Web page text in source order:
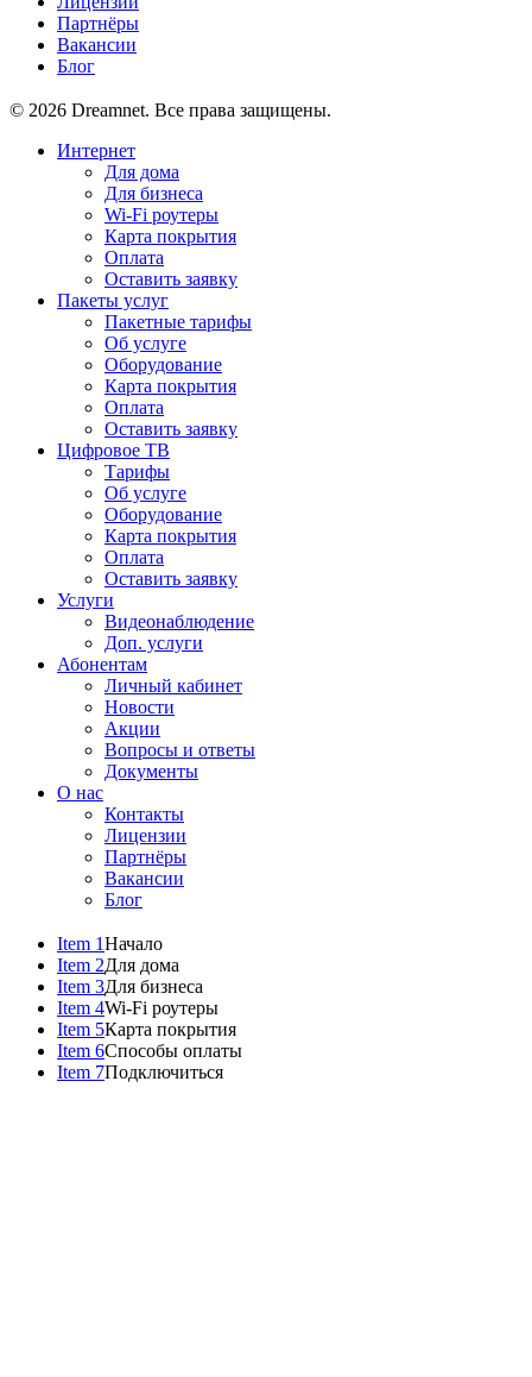
Партнёры
Вакансии
Блог
© 2026 Dreamnet. Все права защищены.
Интернет
Для дома
Для бизнеса
Wi-Fi роутеры
Карта покрытия
Оплата
Оставить заявку
Пакеты услуг
Пакетные тарифы
Об услуге
Оборудование
Карта покрытия
Оплата
Оставить заявку
Цифровое ТВ
Тарифы
Об услуге
Оборудование
Карта покрытия
Оплата
Оставить заявку
Услуги
Видеонаблюдение
Доп. услуги
Абонентам
Личный кабинет
Новости
Акции
Вопросы и ответы
Документы
О нас
Контакты
Лицензии
Партнёры
Вакансии
Блог
Item 1Начало
Item 2Для дома
Item 3Для бизнеса
Item 4Wi-Fi роутеры
Item 5Карта покрытия
Item 6Способы оплаты
Item 7Подключиться